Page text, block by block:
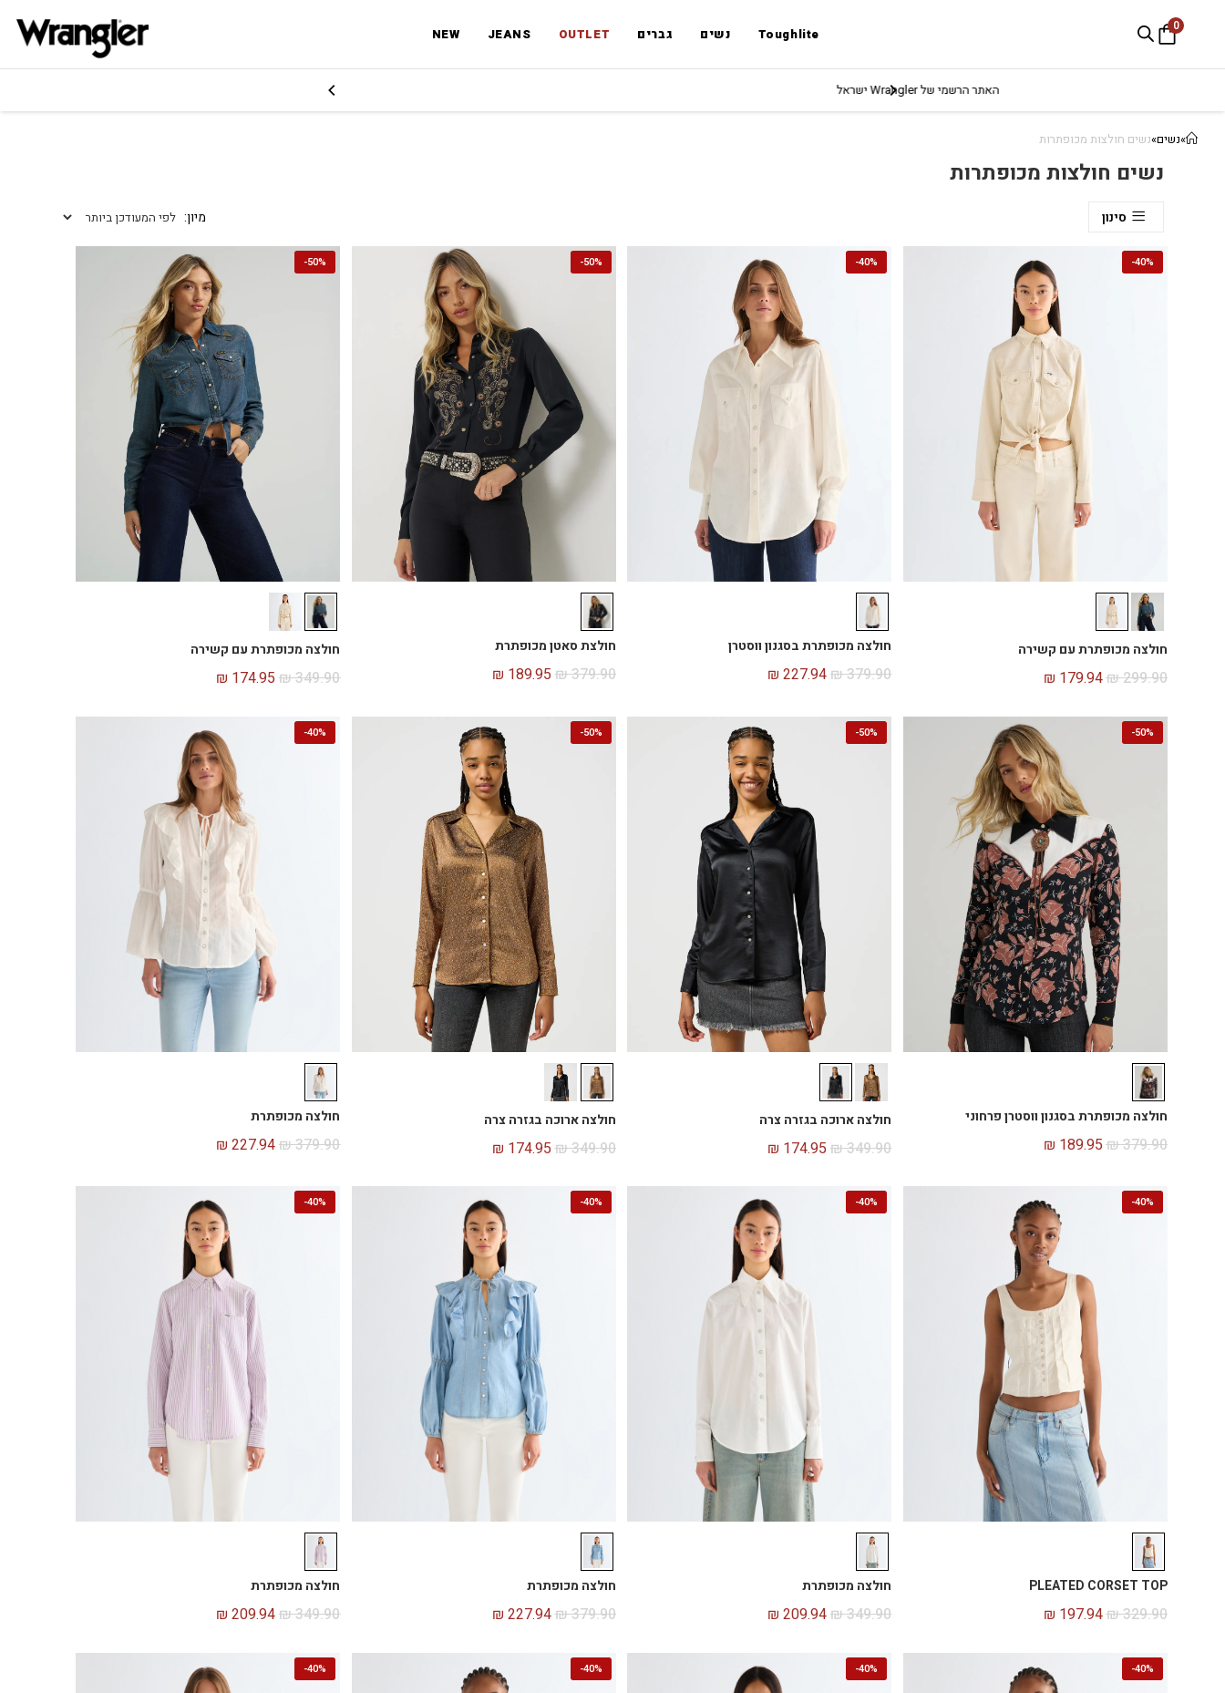
0
Toughlite נשים גברים OUTLET
JEANS
NEW
משלוחים חינם ברכישה מעל 249.90 ₪
»נשים»נשים חולצות מכופתרות
נשים חולצות מכופתרות
סינון
40%
-
חולצה מכופתרת עם קשירה
₪299.90
₪ 179.94
40%
-
חולצה מכופתרת בסגנון ווסטרן
₪379.90
₪ 227.94
50%
-
חולצת סאטן מכופתרת
₪379.90
₪ 189.95
50%
-
חולצה מכופתרת עם קשירה
₪349.90
₪ 174.95
50%
-
חולצה מכופתרת בסגנון ווסטרן פרחוני
₪379.90
₪ 189.95
50%
-
חולצה ארוכה בגזרה צרה
₪349.90
₪ 174.95
50%
-
חולצה ארוכה בגזרה צרה
₪349.90
₪ 174.95
40%
-
חולצה מכופתרת
₪379.90
₪ 227.94
40%
-
PLEATED CORSET TOP
₪329.90
₪ 197.94
40%
-
חולצה מכופתרת
₪349.90
₪ 209.94
40%
-
חולצה מכופתרת
₪379.90
₪ 227.94
40%
-
חולצה מכופתרת
₪349.90
₪ 209.94
40%
-
40%
-
40%
-
40%
-